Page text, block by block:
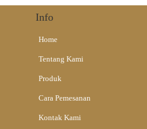
Info
Home
Tentang Kami
Produk
Cara Pemesanan
Kontak Kami